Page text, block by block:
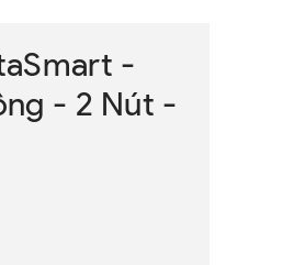
-
- 2 Nút -